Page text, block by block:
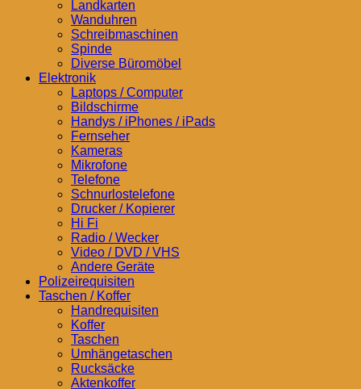
Landkarten
Wanduhren
Schreibmaschinen
Spinde
Diverse Büromöbel
Elektronik
Laptops / Computer
Bildschirme
Handys / iPhones / iPads
Fernseher
Kameras
Mikrofone
Telefone
Schnurlostelefone
Drucker / Kopierer
Hi Fi
Radio / Wecker
Video / DVD / VHS
Andere Geräte
Polizeirequisiten
Taschen / Koffer
Handrequisiten
Koffer
Taschen
Umhängetaschen
Rucksäcke
Aktenkoffer